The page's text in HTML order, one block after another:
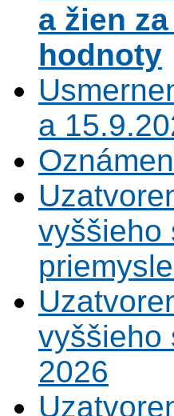
a žien
hodnoty
a
vyššieho
vyššieho
2026